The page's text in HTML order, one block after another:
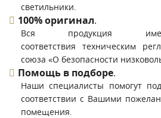
светильники.
100% оригинал.
Вся продукция
соответствия техническим
союза «О безопасности
Помощь в подборе.
Наши специалисты помогут
соответствии с Вашими
помещения.